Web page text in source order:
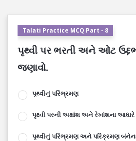
Talati Practice MCQ Part - 8
પૃથ્વી પર ભરતી અને ઓટ
જણાવો.
પૃથ્વીનું પરિભ્રમણ
પૃથ્વી પરની અક્ષાંશ અને રેખાંશના આધારે
પૃથ્વીનું પરિભ્રમણ અને પરિક્રમણ